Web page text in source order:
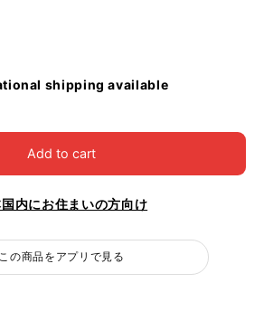
shipping available
Add to cart
国内にお住まいの方向け
この商品をアプリで見る